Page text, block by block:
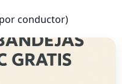
conductor)